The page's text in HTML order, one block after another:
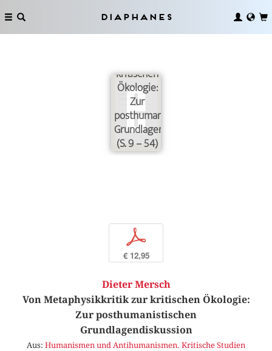
Diaphanes
Von
kritischen
Ökologie:
Zur
posthumanistischen
Grundlagendiskussion
(S. 9 – 54)
p
€ 12,95
Dieter Mersch
Von Metaphysikkritik zur kritischen Ökologie:
Zur posthumanistischen
Grundlagendiskussion
Aus: Humanismen und Antihumanismen. Kritische Studien